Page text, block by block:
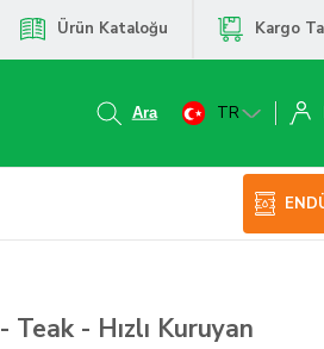
Ürün Kataloğu Kargo
TR
- Hızlı Kuruyan